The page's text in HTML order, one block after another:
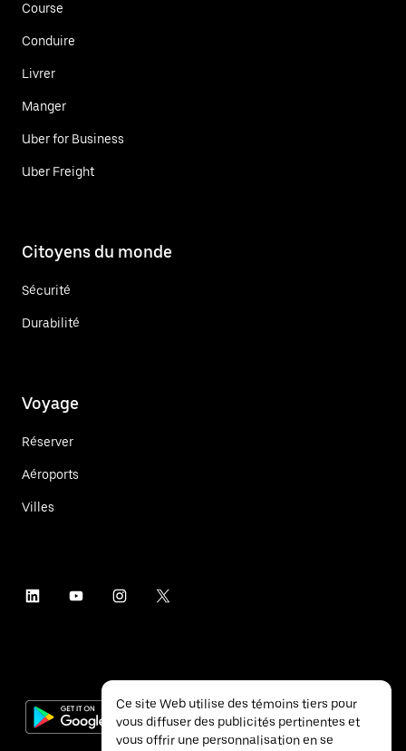
Course
Conduire
Livrer
Manger
Uber for Business
Uber Freight
Citoyens du monde
Sécurité
Durabilité
Voyage
Réserver
Aéroports
Villes
Ce site Web utilise des témoins tiers pour
vous diffuser des publicités pertinentes et
vous offrir une personnalisation en se